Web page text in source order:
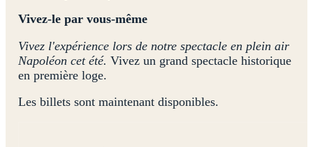
Vivez-le par vous-même
Vivez l'expérience lors de notre spectacle en plein air
Napoléon cet été. Vivez un grand spectacle historique
en première loge.
Les billets sont maintenant disponibles.